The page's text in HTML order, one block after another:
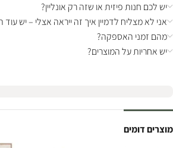
יש לכם חנות פיזית או שזה רק אונליין?
אני לא מצליח לדמיין איך זה ייראה אצלי – יש עוד
מהם זמני האספקה?
יש אחריות על המוצרים?
מוצרים דומים